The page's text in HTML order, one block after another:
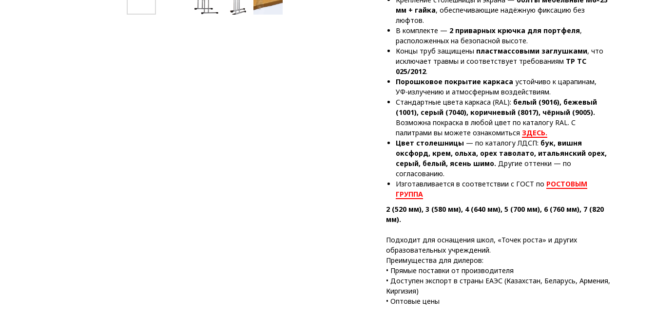
мм + гайка, обеспечивающие надёжную фиксацию без
люфтов.
В комплекте — 2 приварных крючка для портфеля,
расположенных на безопасной высоте.
Концы труб защищены пластмассовыми заглушками, что
исключает травмы и соответствует требованиям ТР ТС
025/2012.
Порошковое покрытие каркаса устойчиво к царапинам,
УФ-излучению и атмосферным воздействиям.
Стандартные цвета каркаса (RAL): белый (9016), бежевый
(1001), серый (7040), коричневый (8017), чёрный (9005).
Возможна покраска в любой цвет по каталогу RAL. С
палитрами вы можете ознакомиться ЗДЕСЬ.
Цвет столешницы — по каталогу ЛДСП: бук, вишня
оксфорд, крем, ольха, орех таволато, итальянский орех,
серый, белый, ясень шимо. Другие оттенки — по
согласованию.
Изготавливается в соответствии с ГОСТ по РОСТОВЫМ
ГРУППА
2 (520 мм), 3 (580 мм), 4 (640 мм), 5 (700 мм), 6 (760 мм), 7 (820
мм).
Подходит для оснащения школ, «Точек роста» и других
образовательных учреждений.
Преимущества для дилеров:
• Прямые поставки от производителя
• Доступен экспорт в страны ЕАЭС (Казахстан, Беларусь, Армения,
Киргизия)
• Оптовые цены